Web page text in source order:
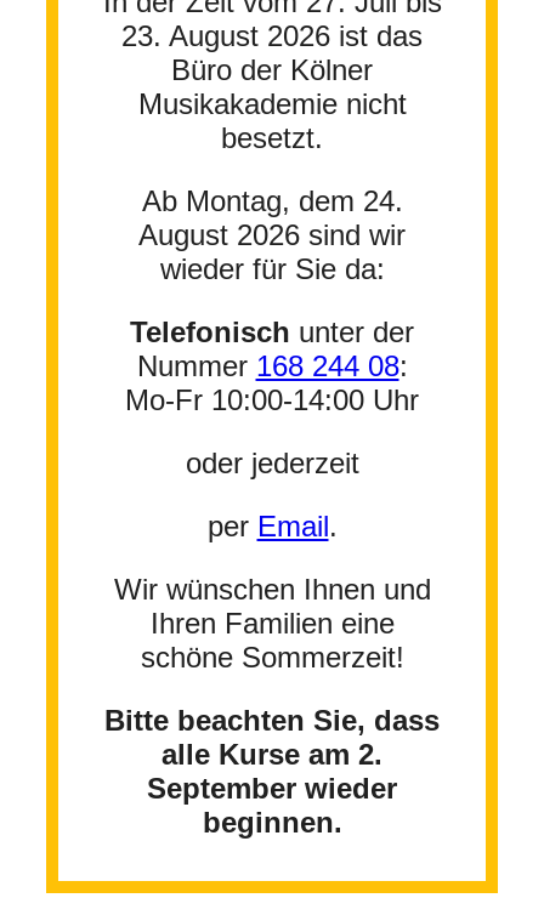
23. August 2026 ist das
Büro der Kölner
Musikakademie nicht
besetzt.
Ab Montag, dem 24.
August 2026 sind wir
wieder für Sie da:
Telefonisch unter der
Nummer 168 244 08:
Mo-Fr 10:00-14:00 Uhr
oder jederzeit
per Email.
Wir wünschen Ihnen und
Ihren Familien eine
schöne Sommerzeit!
Bitte beachten Sie, dass
alle Kurse am 2.
September wieder
beginnen.